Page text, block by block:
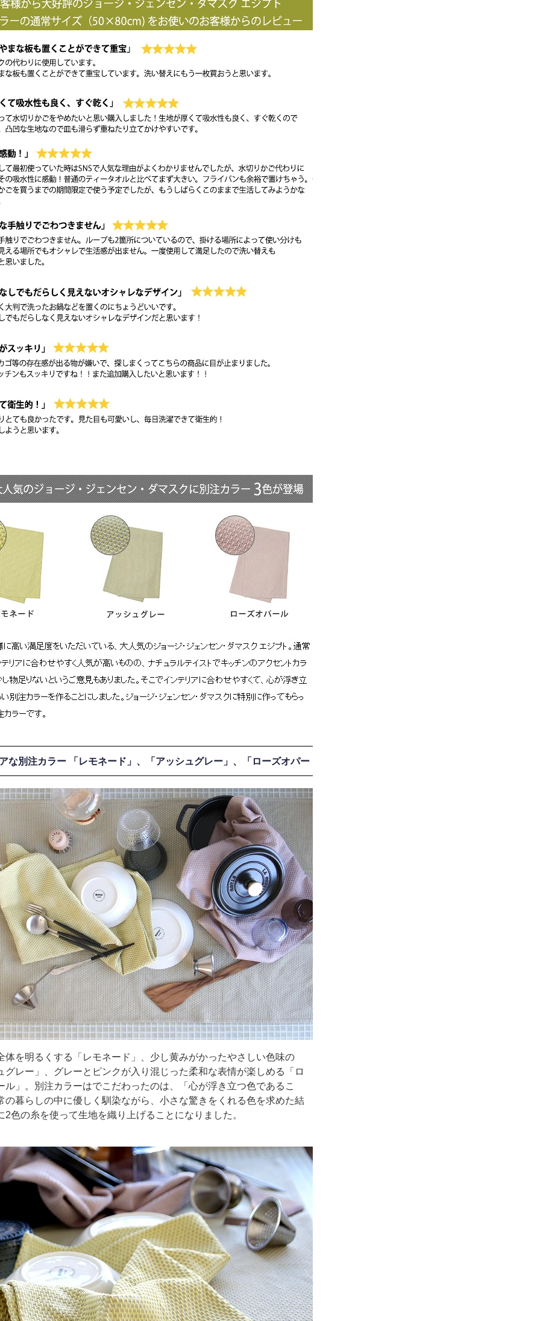
な別注カラー 「レモネード」、「アッシュグレー」、「ローズオパー
体を明るくする「レモネード」、少し黄みがかったやさしい色味の
グレー」、グレーとピンクが入り混じった柔和な表情が楽しめる「ロ
ル」。別注カラーはでこだわったのは、「心が浮き立つ色であるこ
の暮らしの中に優しく馴染ながら、小さな驚きをくれる色を求めた結
2色の糸を使って生地を織り上げることになりました。